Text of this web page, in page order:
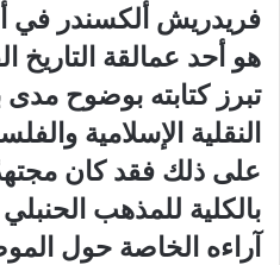
فريدريش ألكسندر في
هو أحد عمالقة التاريخ
تبرز كتابته بوضوح مدى
النقلية الإسلامية
على ذلك فقد كان
بالكلية للمذهب
آراءه الخاصة حول